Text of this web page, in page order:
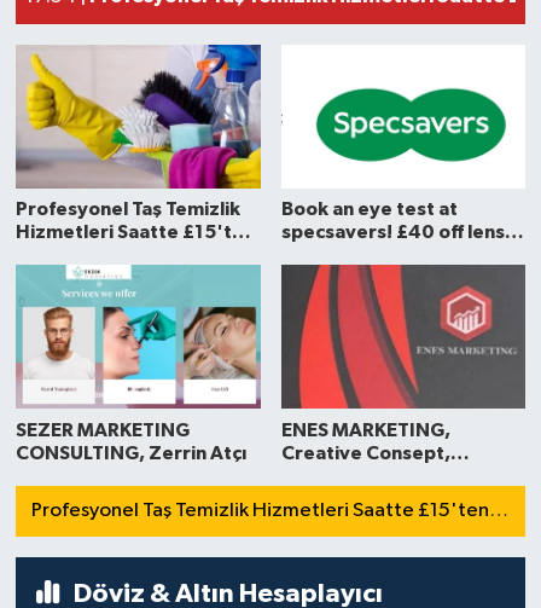
Profesyonel Taş Temizlik
Hizmetleri Saatte £15'ten
Book an eye test at
specsavers! £40 off lens
SEZER MARKETING
CONSULTING, Zerrin Atçı
ENES MARKETING,
Creative Consept,
Profesyonel Taş Temizlik Hizmetleri Saatte £15'ten Başlıyor
Döviz & Altın Hesaplayıcı